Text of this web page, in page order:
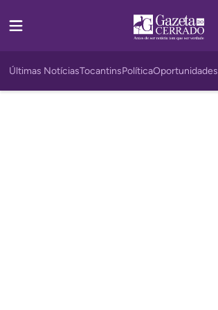
Últimas NotíciasTocantinsPolíticaOportunidades